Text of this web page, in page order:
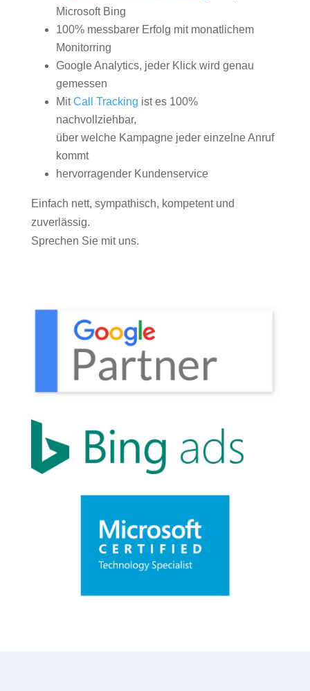
Microsoft Bing
100% messbarer Erfolg mit monatlichem
Monitorring
Google Analytics, jeder Klick wird genau
gemessen
MitCall Tracking ist es 100%
nachvollziehbar,
über welche Kampagne jeder einzelne Anruf
kommt
hervorragender Kundenservice
Einfach nett, sympathisch, kompetent und
zuverlässig.
Sprechen Sie mit uns.